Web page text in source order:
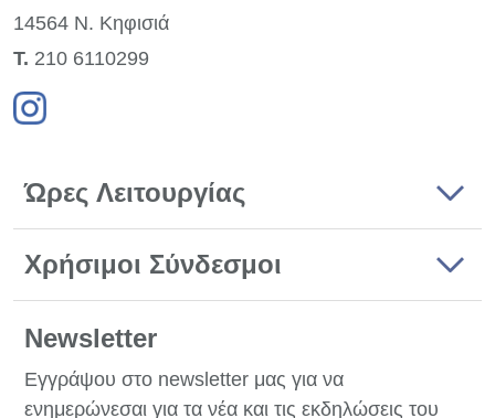
14564 Ν. Κηφισιά
Τ. 210 6110299
Ώρες Λειτουργίας
Χρήσιμοι Σύνδεσμοι
Newsletter
Εγγράψου στο newsletter μας για να
ενημερώνεσαι για τα νέα και τις εκδηλώσεις του